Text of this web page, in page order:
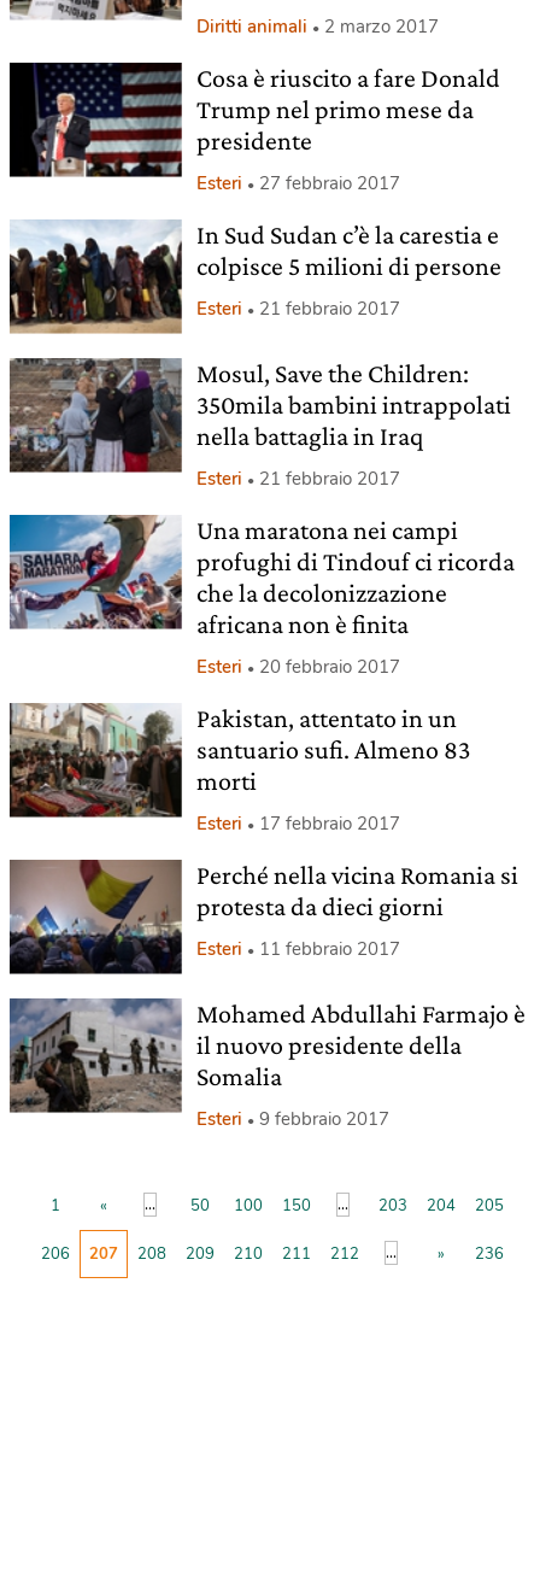
Diritti animali 2 marzo 2017
Cosa è riuscito a fare Donald
Trump nel primo mese da
presidente
Esteri 27 febbraio 2017
In Sud Sudan c’è la carestia e
colpisce 5 milioni di persone
Esteri 21 febbraio 2017
Mosul, Save the Children:
350mila bambini intrappolati
nella battaglia in Iraq
Esteri 21 febbraio 2017
Una maratona nei campi
profughi di Tindouf ci ricorda
che la decolonizzazione
africana non è finita
Esteri 20 febbraio 2017
Pakistan, attentato in un
santuario sufi. Almeno 83
morti
Esteri 17 febbraio 2017
Perché nella vicina Romania si
protesta da dieci giorni
Esteri 11 febbraio 2017
Mohamed Abdullahi Farmajo è
il nuovo presidente della
Somalia
Esteri 9 febbraio 2017
1 « ... 50 100 150 ... 203 204 205
206 207 208 209 210 211 212 ... » 236